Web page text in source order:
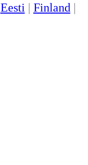
Eesti | Finland |